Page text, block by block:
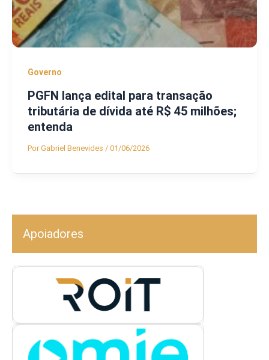
Governo
PGFN lança edital para transação
tributária de dívida até R$ 45 milhões;
entenda
PorGabriel Benevides / 01/06/2026
Apoiadores